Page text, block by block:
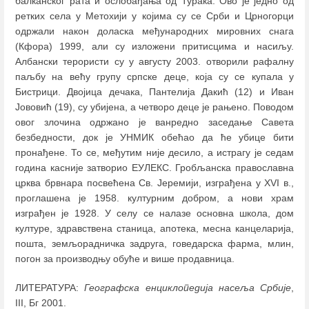
ретких села у Метохији у којима су се Срби и Црногорци
одржали након доласка међународних мировних снага
(Кфора) 1999, али су изложени притисцима и насиљу.
Албански терористи су у августу 2003. отворили рафалну
паљбу на већу групу српске деце, која су се купала у
Бистрици. Двојица дечака, Пантелија Дакић (12) и Иван
Јововић (19), су убијена, а четворо деце је рањено. Поводом
овог злочина одржано је ванредно заседање Савета
безбедности, док је УНМИК обећао да ће убице бити
пронађене. То се, међутим није десило, а истрагу је седам
година касније затворио ЕУЛЕКС. Гробљанска православна
црква брвнара посвећена Св. Јеремији, изграђена у XVI в.,
проглашена је 1958. културним добром, а нови храм
изграђен је 1928. У селу се налазе основна школа, дом
културе, здравствена станица, апотека, месна канцеларија,
пошта, земљорадничка задруга, говедарска фарма, млин,
погон за производњу обуће и више продавница.
ЛИТЕРАТУРА:Географска енциклопедија насеља Србије
III, Бг 2001.